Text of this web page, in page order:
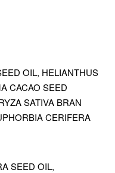
OIL, HELIANTHUS
CACAO SEED
SATIVA BRAN
CERIFERA
SEED OIL,